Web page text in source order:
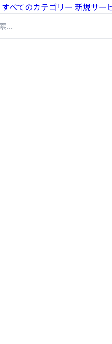
すべてのカテゴリー 新規サー